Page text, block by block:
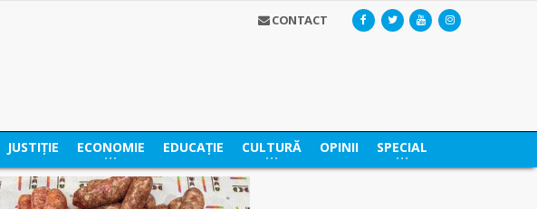
CONTACT
JUSTIȚIE ECONOMIE EDUCAȚIE CULTURĂ OPINII SPECIAL